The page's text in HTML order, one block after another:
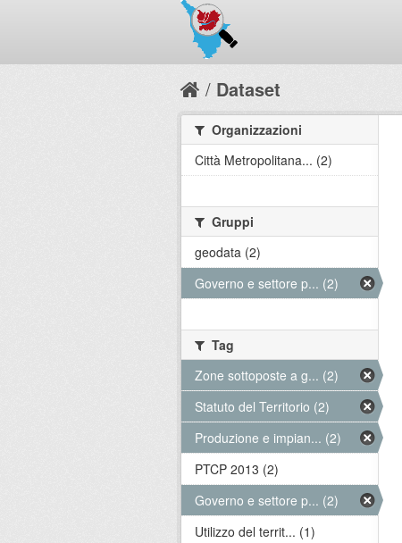
Dataset
Organizzazioni
Città Metropolitana... (2)
Gruppi
geodata (2)
Governo e settore p... (2)
Tag
Zone sottoposte a g... (2)
Statuto del Territorio (2)
Produzione e impian... (2)
PTCP 2013 (2)
Governo e settore p... (2)
Utilizzo del territ... (1)